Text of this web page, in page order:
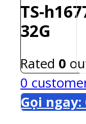
TS-
32G
Rated 0
0
Gọi ngay: